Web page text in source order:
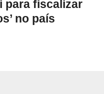
para fiscalizar
no país